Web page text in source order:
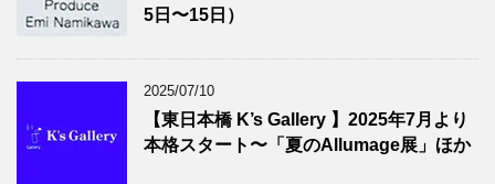
5日〜15日）
2025/07/10
【東日本橋 K’s Gallery 】2025年7月より
本格スタート〜「夏のAllumage展」ほか